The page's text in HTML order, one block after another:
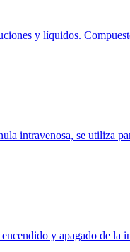
y líquidos.
intravenosa, se utiliza
y apagado de la